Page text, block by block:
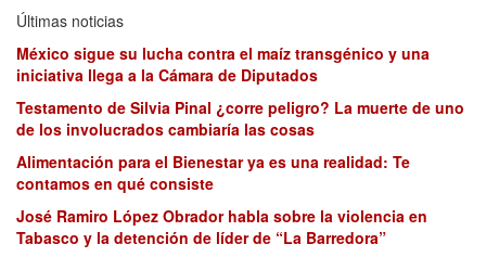
Últimas noticias
México sigue su lucha contra el maíz transgénico y una
iniciativa llega a la Cámara de Diputados
Testamento de Silvia Pinal ¿corre peligro? La muerte de uno
de los involucrados cambiaría las cosas
Alimentación para el Bienestar ya es una realidad: Te
contamos en qué consiste
José Ramiro López Obrador habla sobre la violencia en
Tabasco y la detención de líder de “La Barredora”